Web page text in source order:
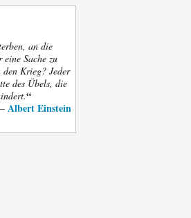
an die
Sache zu
Krieg? Jeder
des Übels, die
“
Albert Einstein